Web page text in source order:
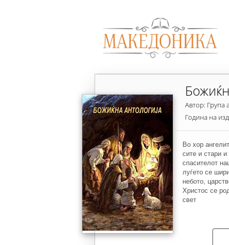
Автор: Група
Година на
Во хор
сите и стари
спасителот
луѓето се
небото,
Христос се
свет